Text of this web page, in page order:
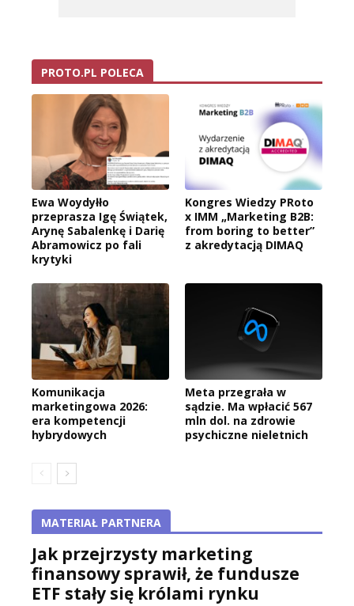
PROTO.PL POLECA
Ewa Woydyłło
przeprasza Igę Świątek,
Arynę Sabalenkę i Darię
Abramowicz po fali
krytyki
Kongres Wiedzy PRoto
x IMM „Marketing B2B:
from boring to better”
z akredytacją DIMAQ
Komunikacja
marketingowa 2026:
era kompetencji
hybrydowych
Meta przegrała w
sądzie. Ma wpłacić 567
mln dol. na zdrowie
psychiczne nieletnich
MATERIAŁ PARTNERA
Jak przejrzysty marketing
finansowy sprawił, że fundusze
ETF stały się królami rynku